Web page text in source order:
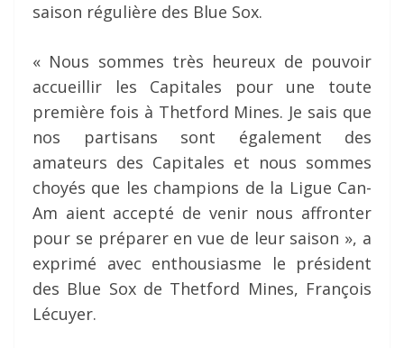
saison régulière des Blue Sox.
« Nous sommes très heureux de pouvoir
accueillir les Capitales pour une toute
première fois à Thetford Mines. Je sais que
nos partisans sont également des
amateurs des Capitales et nous sommes
choyés que les champions de la Ligue Can-
Am aient accepté de venir nous affronter
pour se préparer en vue de leur saison », a
exprimé avec enthousiasme le président
des Blue Sox de Thetford Mines, François
Lécuyer.